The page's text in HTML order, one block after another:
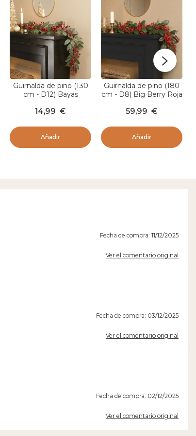
Guirnalda de pino (130
cm - D12) Bayas
14,99 €
Añadir
Guirnalda de pino (180
cm - D8) Big Berry Roja
59,99 €
Añadir
Fecha de compra: 11/12/2025
Ver el comentario original
Fecha de compra: 03/12/2025
Ver el comentario original
Fecha de compra: 02/12/2025
Ver el comentario original